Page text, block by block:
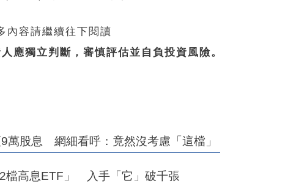
內容請繼續往下閱讀
應獨立判斷，審慎評估並自負投資風險。
萬股息 網細看呼：竟然沒考慮「這檔」
檔高息ETF」 入手「它」破千張